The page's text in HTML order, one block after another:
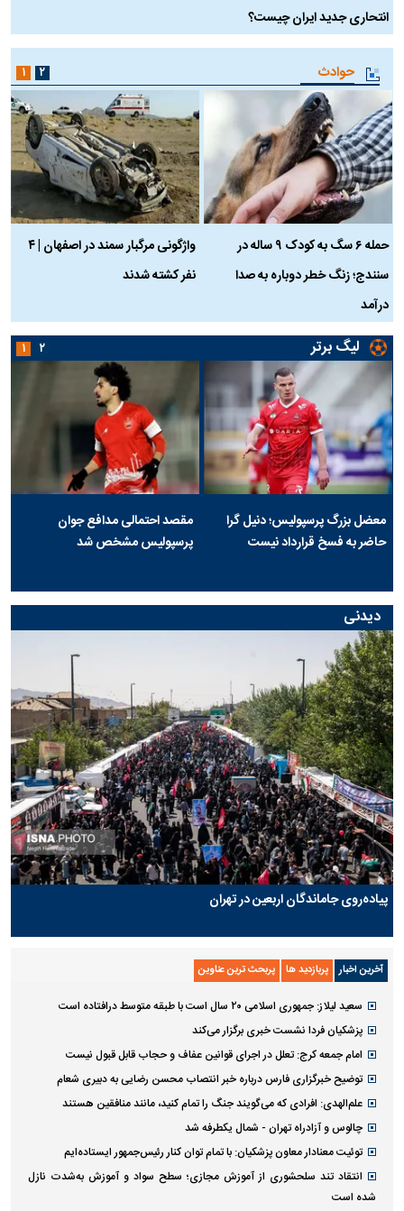
انتحاری جدید ایران چیست؟
حوادث
حمله ۶ سگ به کودک ۹ ساله در
سنندج؛ زنگ خطر دوباره به صدا
درآمد
واژگونی مرگبار سمند در اصفهان | ۴
نفر کشته شدند
۱ ۲
لیگ برتر
معضل بزرگ پرسپولیس؛ دنیل گرا
حاضر به فسخ قرارداد نیست
مقصد احتمالی مدافع جوان
پرسپولیس مشخص شد
۱ ۲
دیدنی
پیاده‌روی جاماندگان اربعین در تهران
آخرین اخبار پربازدید ها پربحث ترین عناوین
سعید لیلاز: جمهوری اسلامی ۲۰ سال است با طبقه متوسط درافتاده است
پزشکیان فردا نشست خبری برگزار می‌کند
امام جمعه کرج: تعلل در اجرای قوانین عفاف و حجاب قابل قبول نیست
توضیح خبرگزاری فارس درباره خبر انتصاب محسن رضایی به دبیری شعام
علم‌الهدی: افرادی که می‌گویند جنگ را تمام کنید، مانند منافقین هستند
چالوس و آزادراه تهران - شمال یکطرفه شد
توئیت معنادار معاون پزشکیان: با تمام توان کنار رئیس‌جمهور ایستاده‌ایم
انتقاد تند سلحشوری از آموزش مجازی؛ سطح سواد و آموزش به‌شدت نازل
شده است